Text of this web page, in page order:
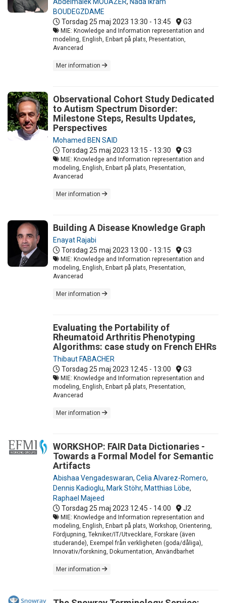
BOUDEGZDAME
Torsdag 25 maj 2023 13:30 - 13:45 G3
MIE: Knowledge and Information representation and
modeling, English, Enbart på plats, Presentation,
Avancerad
Mer information
Observational Cohort Study Dedicated
to Autism Spectrum Disorder:
Milestone Steps, Results Updates,
Perspectives
Mohamed BEN SAID
Torsdag 25 maj 2023 13:15 - 13:30 G3
MIE: Knowledge and Information representation and
modeling, English, Enbart på plats, Presentation,
Avancerad
Mer information
Building A Disease Knowledge Graph
Enayat Rajabi
Torsdag 25 maj 2023 13:00 - 13:15 G3
MIE: Knowledge and Information representation and
modeling, English, Enbart på plats, Presentation,
Avancerad
Mer information
Evaluating the Portability of
Rheumatoid Arthritis Phenotyping
Algorithms: case study on French EHRs
Thibaut FABACHER
Torsdag 25 maj 2023 12:45 - 13:00 G3
MIE: Knowledge and Information representation and
modeling, English, Enbart på plats, Presentation,
Avancerad
Mer information
WORKSHOP: FAIR Data Dictionaries -
Towards a Formal Model for Semantic
Artifacts
Abishaa Vengadeswaran, Celia Alvarez-Romero,
Dennis Kadioglu, Mark Stöhr, Matthias Löbe,
Raphael Majeed
Torsdag 25 maj 2023 12:45 - 14:00 J2
MIE: Knowledge and Information representation and
modeling, English, Enbart på plats, Workshop, Orientering,
Fördjupning, Tekniker/IT/Utvecklare, Forskare (även
studerande), Exempel från verkligheten (goda/dåliga),
Innovativ/forskning, Dokumentation, Användbarhet
Mer information